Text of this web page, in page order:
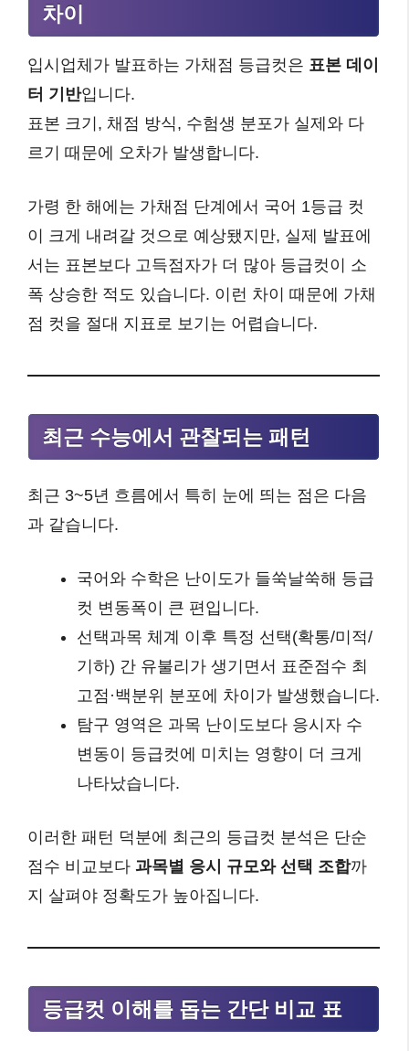
차이
입시업체가 발표하는 가채점 등급컷은 표본 데이
터 기반입니다.
표본 크기, 채점 방식, 수험생 분포가 실제와 다
르기 때문에 오차가 발생합니다.
가령 한 해에는 가채점 단계에서 국어 1등급 컷
이 크게 내려갈 것으로 예상됐지만, 실제 발표에
서는 표본보다 고득점자가 더 많아 등급컷이 소
폭 상승한 적도 있습니다. 이런 차이 때문에 가채
점 컷을 절대 지표로 보기는 어렵습니다.
최근 수능에서 관찰되는 패턴
최근 3~5년 흐름에서 특히 눈에 띄는 점은 다음
과 같습니다.
국어와 수학은 난이도가 들쑥날쑥해 등급
컷 변동폭이 큰 편입니다.
선택과목 체계 이후 특정 선택(확통/미적/
기하) 간 유불리가 생기면서 표준점수 최
고점·백분위 분포에 차이가 발생했습니다.
탐구 영역은 과목 난이도보다 응시자 수
변동이 등급컷에 미치는 영향이 더 크게
나타났습니다.
이러한 패턴 덕분에 최근의 등급컷 분석은 단순
점수 비교보다 과목별 응시 규모와 선택 조합까
지 살펴야 정확도가 높아집니다.
등급컷 이해를 돕는 간단 비교 표